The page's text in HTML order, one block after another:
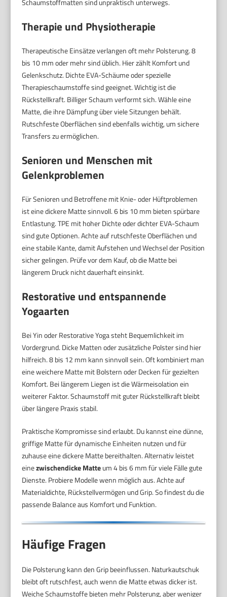
Therapie und Physiotherapie
Therapeutische Einsätze verlangen oft mehr Polsterung. 8
bis 10 mm oder mehr sind üblich. Hier zählt Komfort und
Gelenkschutz. Dichte EVA-Schäume oder spezielle
Therapieschaumstoffe sind geeignet. Wichtig ist die
Rückstellkraft. Billiger Schaum verformt sich. Wähle eine
Matte, die ihre Dämpfung über viele Sitzungen behält.
Rutschfeste Oberflächen sind ebenfalls wichtig, um sichere
Transfers zu ermöglichen.
Senioren und Menschen mit
Gelenkproblemen
Für Senioren und Betroffene mit Knie- oder Hüftproblemen
ist eine dickere Matte sinnvoll. 6 bis 10 mm bieten spürbare
Entlastung. TPE mit hoher Dichte oder dichter EVA-Schaum
sind gute Optionen. Achte auf rutschfeste Oberflächen und
eine stabile Kante, damit Aufstehen und Wechsel der Position
sicher gelingen. Prüfe vor dem Kauf, ob die Matte bei
längerem Druck nicht dauerhaft einsinkt.
Restorative und entspannende
Yogaarten
Bei Yin oder Restorative Yoga steht Bequemlichkeit im
Vordergrund. Dicke Matten oder zusätzliche Polster sind hier
hilfreich. 8 bis 12 mm kann sinnvoll sein. Oft kombiniert man
eine weichere Matte mit Bolstern oder Decken für gezielten
Komfort. Bei längerem Liegen ist die Wärmeisolation ein
weiterer Faktor. Schaumstoff mit guter Rückstellkraft bleibt
über längere Praxis stabil.
Praktische Kompromisse sind erlaubt. Du kannst eine dünne,
griffige Matte für dynamische Einheiten nutzen und für
zuhause eine dickere Matte bereithalten. Alternativ leistet
einezwischendicke Matteum 4 bis 6 mm für viele Fälle gute
Dienste. Probiere Modelle wenn möglich aus. Achte auf
Materialdichte, Rückstellvermögen und Grip. So findest du die
passende Balance aus Komfort und Funktion.
Häufige Fragen
Die Polsterung kann den Grip beeinflussen. Naturkautschuk
bleibt oft rutschfest, auch wenn die Matte etwas dicker ist.
Weiche Schaumstoffe bieten mehr Polsterung, aber weniger